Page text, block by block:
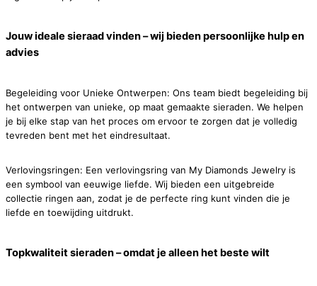
Jouw ideale sieraad vinden – wij bieden persoonlijke hulp en
advies
Begeleiding voor Unieke Ontwerpen: Ons team biedt begeleiding bij
het ontwerpen van unieke, op maat gemaakte sieraden. We helpen
je bij elke stap van het proces om ervoor te zorgen dat je volledig
tevreden bent met het eindresultaat.
Verlovingsringen: Een verlovingsring van My Diamonds Jewelry is
een symbool van eeuwige liefde. Wij bieden een uitgebreide
collectie ringen aan, zodat je de perfecte ring kunt vinden die je
liefde en toewijding uitdrukt.
Topkwaliteit sieraden – omdat je alleen het beste wilt